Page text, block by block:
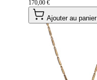
170,00 €
Ajouter au panier